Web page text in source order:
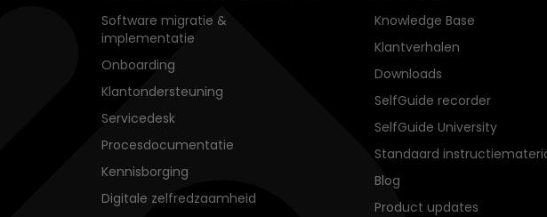
Software migratie &
implementatie
Onboarding
Klantondersteuning
Servicedesk
Procesdocumentatie
Kennisborging
Digitale zelfredzaamheid
Knowledge Base
Klantverhalen
Downloads
SelfGuide recorder
SelfGuide University
Standaard
Blog
Product updates